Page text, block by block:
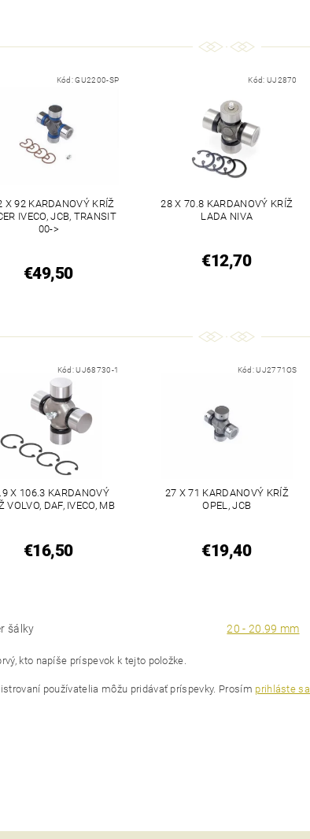
Kód:GU2200-SP
X 92 KARDANOVÝ KRÍŽ
IVECO, JCB, TRANSIT
00->
€49,50
Kód: UJ2870
28 X 70.8 KARDANOVÝ KRÍŽ
LADA NIVA
€12,70
Kód:UJ68730-1
X 106.3 KARDANOVÝ
VOLVO, DAF, IVECO, MB
€16,50
Kód:UJ2771OS
27 X 71 KARDANOVÝ KRÍŽ
OPEL, JCB
€19,40
šálky 20 - 20.99 mm
kto napíše príspevok k tejto položke.
používatelia môžu pridávať príspevky. Prosím prihláste sa